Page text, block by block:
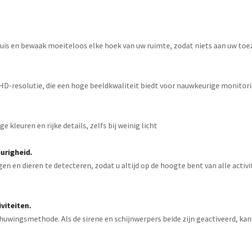
en bewaak moeiteloos elke hoek van uw ruimte, zodat niets aan uw
resolutie, die een hoge beeldkwaliteit biedt voor nauwkeurige
kleuren en rijke details, zelfs bij weinig licht
en dieren te detecteren, zodat u altijd op de hoogte bent van alle
Als de sirene en schijnwerpers beide zijn geactiveerd,